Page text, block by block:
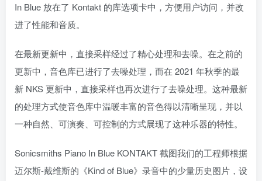
In Blue 放在了 Kontakt 的库选项卡中，方便用户访问，并改
进了性能和音质。
在最新更新中，直接采样经过了精心处理和去噪。在之前的
更新中，音色库已进行了去噪处理，而在 2021 年秋季的最
新 NKS 更新中，直接采样也再次进行了去噪处理。这种最新
的处理方式使音色库中温暖丰富的音色得以清晰呈现，并以
一种自然、可演奏、可控制的方式展现了这种乐器的特性。
Sonicsmiths Piano In Blue KONTAKT 截图我们的工程师根据
迈尔斯-戴维斯的《Kind of Blue》录音中的少量历史图片，设